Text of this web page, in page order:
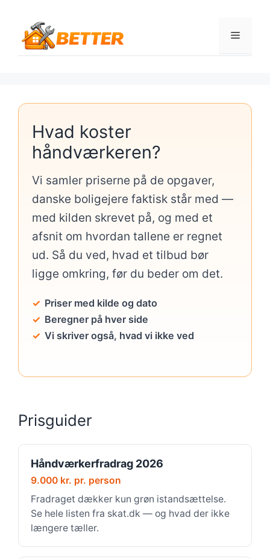
indhold
Menu
Hvad koster
håndværkeren?
Vi samler priserne på de opgaver,
danske boligejere faktisk står med —
med kilden skrevet på, og med et
afsnit om hvordan tallene er regnet
ud. Så du ved, hvad et tilbud bør
ligge omkring, før du beder om det.
Priser med kilde og dato
Beregner på hver side
Vi skriver også, hvad vi ikke ved
Prisguider
Håndværkerfradrag 2026
9.000 kr. pr. person
Fradraget dækker kun grøn istandsættelse.
Se hele listen fra skat.dk — og hvad der ikke
længere tæller.